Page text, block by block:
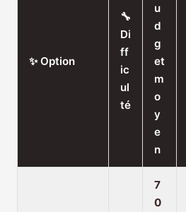
✨ Option
🔧
Di
ff
ic
ul
té
u
d
g
et
m
o
y
e
n
7
0